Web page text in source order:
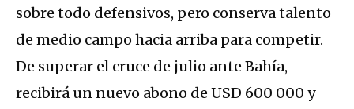
sobre todo defensivos, pero conserva talento
de medio campo hacia arriba para competir.
De superar el cruce de julio ante Bahía,
recibirá un nuevo abono de USD 600 000 y